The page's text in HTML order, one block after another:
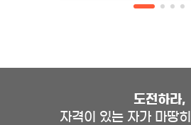
도전하라,
자격이 있는 자가 마땅